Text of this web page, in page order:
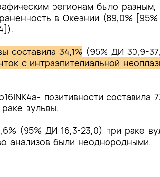
регионам было разным,
в Океании (89,0%
составила 34,1% (95% ДИ 30,9-
с интраэпителиальной
позитивности составила
вульвы.
(95% ДИ 16,3-23,0) при раке
анализов были неоднородными.